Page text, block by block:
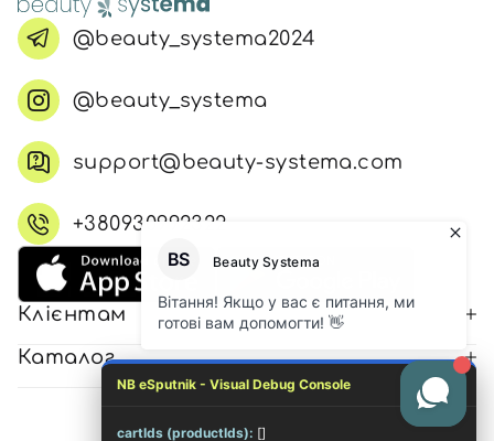
@beauty_systema2024
@beauty_systema
support@beauty-systema.com
+380930992322
Клієнтам
Каталог
NB eSputnik - Visual Debug Console
cartIds (productIds): []